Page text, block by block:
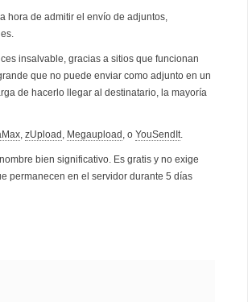
hora de admitir el envío de adjuntos,
insalvable, gracias a sitios que funcionan
que no puede enviar como adjunto en un
de hacerlo llegar al destinatario, la mayoría
, zUpload , Megaupload , o YouSendIt.
bien significativo. Es gratis y no exige
permanecen en el servidor durante 5 días